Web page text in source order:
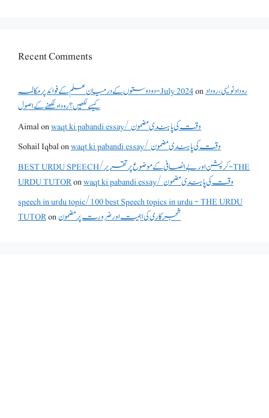
Recent Comments
دو دوستوں کے درمیان علم کے فوائد پر مکالمہ - July 2024onروداد نویسی ،روداد
کیسے لکھیں؟ روداد لکھنے کے اصول
Aimalon
waqt ki pabandi essay/ وقت کی پابندی مضمون
Sohail Iqbalon
waqt ki pabandi essay/ وقت کی پابندی مضمون
BEST URDU SPEECH/کرپشن اور بے انصافی کے موضوع پر تقریر - THE
URDU TUTORon
waqt ki pabandi essay/ وقت کی پابندی مضمون
speech in urdu topic/100 best Speech topics in urdu - THE URDU
TUTORonشجرکاری کی اہمیت اور ضرورت پر مضمون